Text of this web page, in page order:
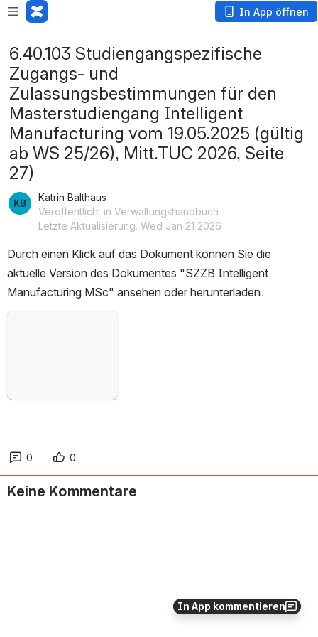
In App öffnen
In App kommentieren
6.40.103 Studiengangspezifische
Zugangs- und
Zulassungsbestimmungen für den
Masterstudiengang Intelligent
Manufacturing vom 19.05.2025 (gültig
ab WS 25/26), Mitt.TUC 2026, Seite
27)
Katrin Balthaus
Veröffentlicht in Verwaltungshandbuch
Letzte Aktualisierung: Wed Jan 21 2026
Durch einen Klick auf das Dokument können Sie die
aktuelle Version des Dokumentes "SZZB Intelligent
Manufacturing MSc" ansehen oder herunterladen.
0 0
Keine Kommentare